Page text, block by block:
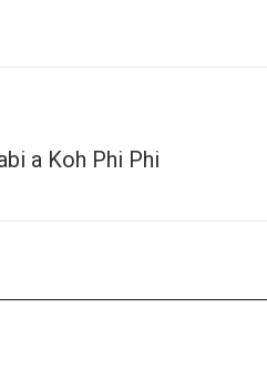
a Koh Phi Phi